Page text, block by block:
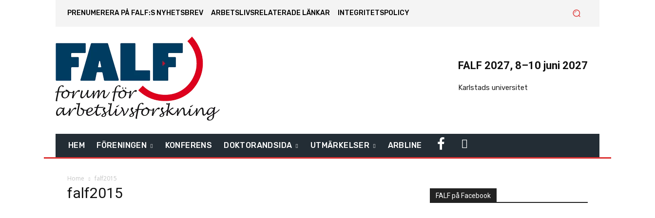
PRENUMERERA PÅ FALF:S NYHETSBREV ARBETSLIVSRELATERADE LÄNKAR INTEGRITETSPOLICY
FALF 2027, 8–10 juni 2027
Karlstads universitet
HEM FÖRENINGEN KONFERENS DOKTORANDSIDA UTMÄRKELSER ARBLINE
C N
Home falf2015
falf2015 FALF på Facebook